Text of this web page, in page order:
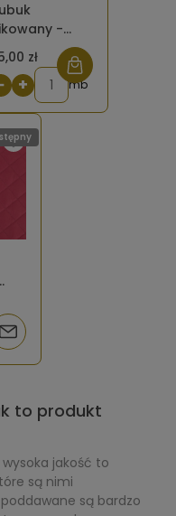
-
szary
zł
+ mb
o
to produkt
jakość to
są nimi
są bardzo